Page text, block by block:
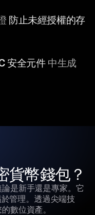
防止未經授權的存
安全元件中生成
貨幣錢包？
是新手還是專家。它
管理。透過尖端技
數位資產。